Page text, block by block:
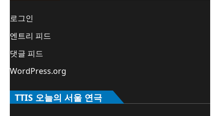
로그인
엔트리 피드
댓글 피드
WordPress.org
TTIS 오늘의 서울 연극